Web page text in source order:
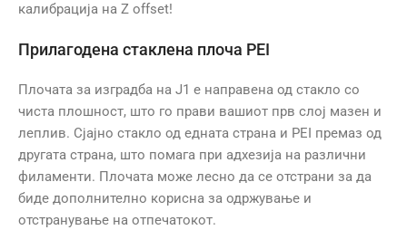
калибрација на Z offset!
Прилагодена стаклена плоча PEI
Плочата за изградба на J1 е направена од стакло со
чиста плошност, што го прави вашиот прв слој мазен и
леплив. Сјајно стакло од едната страна и PEI премаз од
другата страна, што помага при адхезија на различни
филаменти. Плочата може лесно да се отстрани за да
биде дополнително корисна за одржување и
отстранување на отпечатокот.